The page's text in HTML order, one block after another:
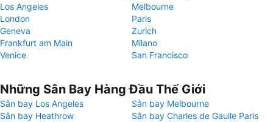
Los Angeles
Melbourne
London
Paris
Geneva
Zurich
Frankfurt am Main
Milano
Venice
San Francisco
Những Sân Bay Hàng Đầu Thế Giới
Sân bay Los Angeles
Sân bay Melbourne
Sân bay Heathrow
Sân bay Charles de Gaulle Paris